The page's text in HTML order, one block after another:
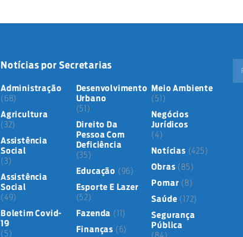
Notícias por Secretarias
Administração
(68)
Agricultura
(32)
Assistência
Social
(3)
Assistência
Social
(49)
Boletim Covid-
19
(5)
Desenvolvimento
Urbano
(51)
Direito Da
Pessoa Com
Deficiência
(35)
Educação (96)
Esporte E Lazer
(52)
Fazenda (11)
Finanças (6)
Meio Ambiente
(51)
Negócios
Jurídicos
(4)
Notícias (425)
Obras (85)
Pomar (8)
Saúde (172)
Segurança
Pública